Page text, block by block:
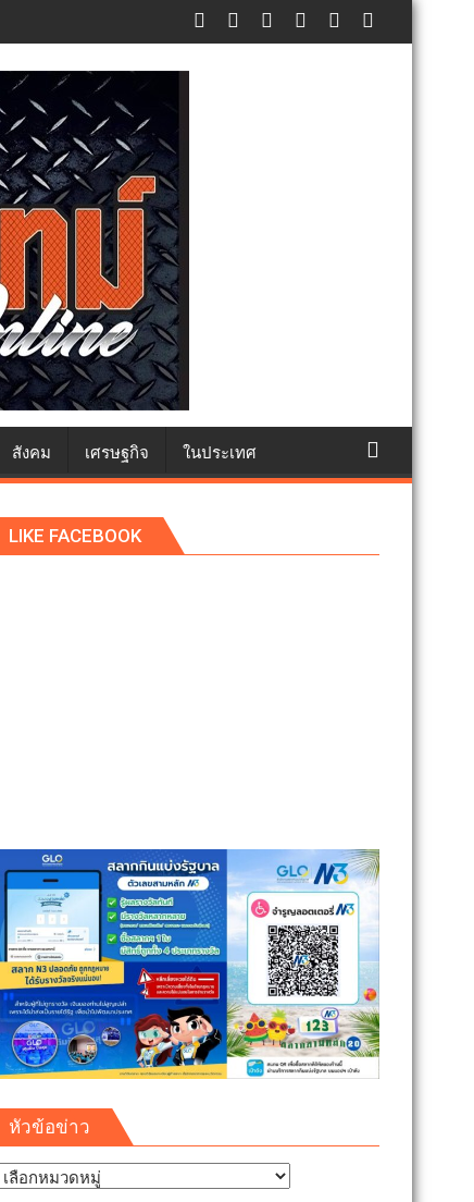
สังคม เศรษฐกิจ ในประเทศ
LIKE FACEBOOK
หัวข้อข่าว
หัวข้อ